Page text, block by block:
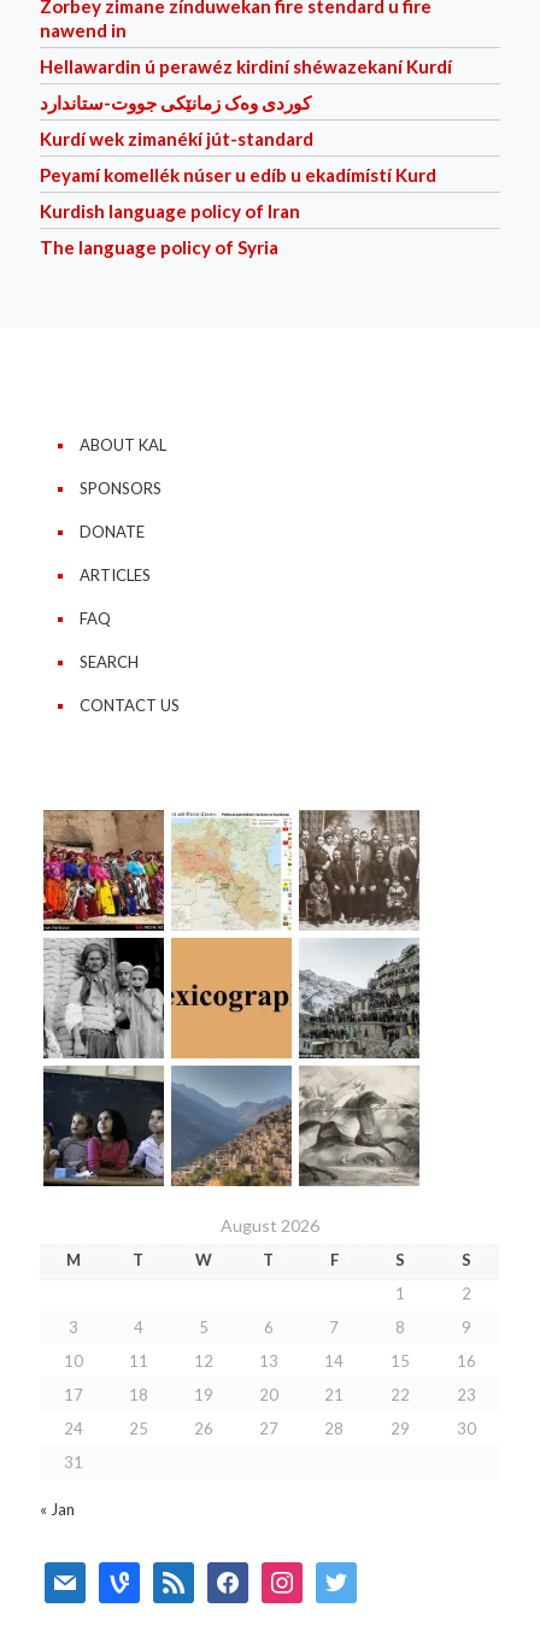
Zorbey zimane zínduwekan fire stendard u fire
nawend in
Hellawardin ú perawéz kirdiní shéwazekaní Kurdí
کوردی وه‌ک زمانێکی جووت-ستاندارد
Kurdí wek zimanékí jút-standard
Peyamí komellék núser u edíb u ekadímístí Kurd
Kurdish language policy of Iran
The language policy of Syria
ABOUT KAL
SPONSORS
DONATE
ARTICLES
FAQ
SEARCH
CONTACT US
August 2026
M T W T F S
S
1
2
3
4 5 6 7 8
9
10
11 12 13 14 15
16
17
18 19 20 21 22
23
24
25 26 27 28 29
30
31
« Jan
mail vine rss facebookinstagramtwitter